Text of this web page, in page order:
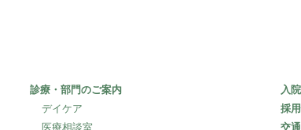
診療・部門のご案内
デイケア
医療相談室
入
採
交